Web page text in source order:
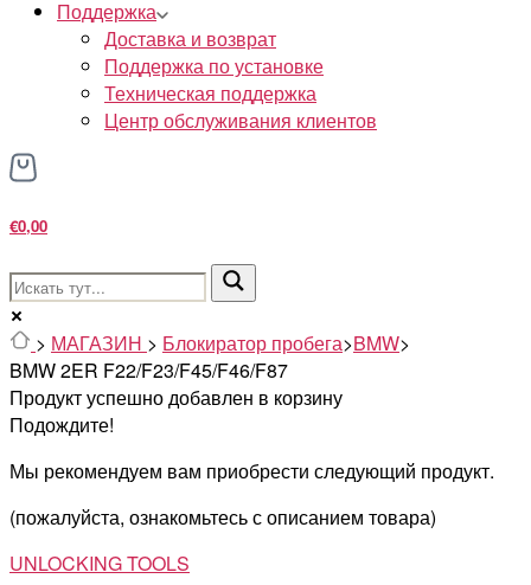
Поддержка
Доставка и возврат
Поддержка по установке
Техническая поддержка
Центр обслуживания клиентов
€0,00
> МАГАЗИН > Блокиратор пробега>BMW>
BMW 2ER F22/F23/F45/F46/F87
Продукт успешно добавлен в корзину
Подождите!
Мы рекомендуем вам приобрести следующий продукт.
(пожалуйста, ознакомьтесь с описанием товара)
UNLOCKING TOOLS